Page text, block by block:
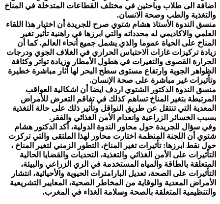
اضافة الى طلاب وباحثين في مختلف القطاعات المتدخلة في المناخ
والتغذية والطب وصحة الانسان.
منسق الندوة الأستاذ هشام شتوي صرح للجريدة أن اختيار هذا اللقاء
العلمي والاكاديمي له محدداته والتي ابرزها في راهنية تأثير تغير
المناخ على الحياة عموما والذي يشمل جميع أنحاء العالم. كما أن
زيادة تركيزات غازات الاحتباس الحراري في الغلاف الجوي ودرجات
الحرارة القصوى والتغيرات في هطول الأمطار وزيادة تواتر وكثافة
الظواهر الجوية وارتفاع مستوى سطح البحر لها آثار مباشرة خطيرة
وتأثيرات غير مباشرة على صحة الإنسان.
منسق الندوة الدكتور الشتوي اردف ايضا أن اشكالية العواقب
المرتبطة بتغير المناخ تساهم كذلك في تفاقم التعرض للأمراض
المعدية التي تنتقل عن طريق النواقل وتأثير ذلك على حالة التغذية
بسبب الخسائر الزراعية وانعدام الأمن الغذائي والفقر.
وفي سؤال للجريدة حول محاور الندوة الدولية، أكد الدكتور هشام
شتوي أن اللجنة المنظمة اختارت محاور لهذا الملتقى والتي تركزت
حول نقط ابرزها: تأثيرات تغير المناخ، التطور الزمني لتغير المناخ ،
التأثيرات على الأمن الغذائي والتغذية، التحديات والقضايا الحالية
المتعلقة بالطاقة والمياه المستخدمة في الري الزراعي والبيئة،
التأثيرات على الصحة، ​​تعديل البارامترات الحيوية والأحيائية، انتشار
الأمراض المعدية والوقاية من المخاطر الصحية، المعايير التشريعية
والتنظيمية المتعلقة بالصحة وسلامة الغذاء في المغرب.